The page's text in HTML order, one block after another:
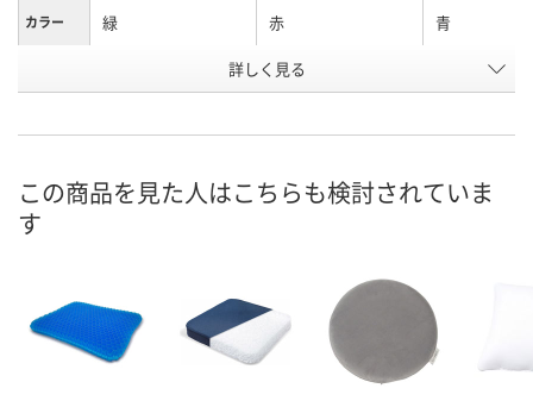
カラー 緑 赤 青
2821872 2821827
8月8日（土）
カゴへ
詳しく見る
この商品を見た人はこちらも検討されていま
す